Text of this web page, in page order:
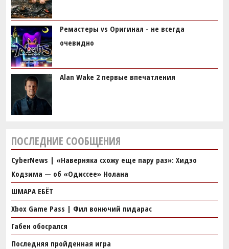
Ремастеры vs Оригинал - не всегда
очевидно
Alan Wake 2 первые впечатления
ПОСЛЕДНИЕ СООБЩЕНИЯ
CyberNews | «Наверняка схожу еще пару раз»: Хидэо
Кодзима — об «Одиссее» Нолана
ШМАРА ЕБЁТ
Xbox Game Pass | Фил вонючий пидарас
Габен обосрался
Последняя пройденная игра